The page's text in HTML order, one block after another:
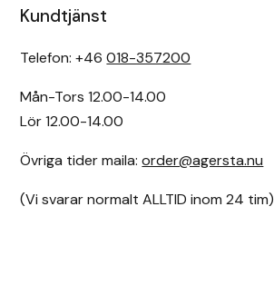
Kundtjänst
Telefon: +46018-357200
Mån-Tors 12.00-14.00
Lör 12.00-14.00
Övriga tider maila:order@agersta.nu
(Vi svarar normalt ALLTID inom 24 tim)